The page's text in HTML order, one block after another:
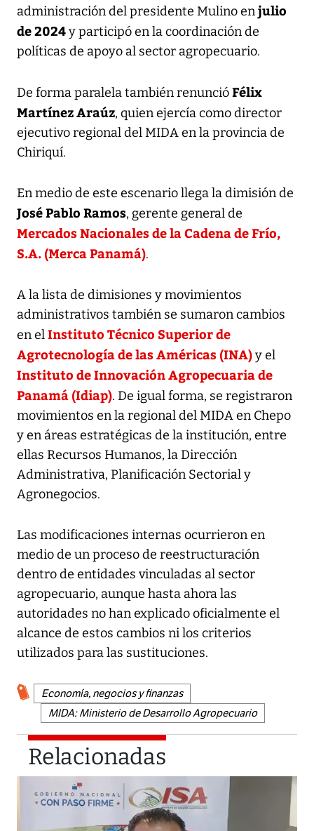
administración del presidente Mulino enjulio
de 2024y participó en la coordinación de
políticas de apoyo al sector agropecuario.
De forma paralela también renuncióFélix
Martínez Araúz, quien ejercía como director
ejecutivo regional del MIDA en la provincia de
Chiriquí.
En medio de este escenario llega la dimisión de
José Pablo Ramos, gerente general de
Mercados Nacionales de la Cadena de Frío,
S.A. (Merca Panamá).
A la lista de dimisiones y movimientos
administrativos también se sumaron cambios
en elInstituto Técnico Superior de
Agrotecnología de las Américas (INA)y el
Instituto de Innovación Agropecuaria de
Panamá (Idiap). De igual forma, se registraron
movimientos en la regional del MIDA en Chepo
y en áreas estratégicas de la institución, entre
ellas Recursos Humanos, la Dirección
Administrativa, Planificación Sectorial y
Agronegocios.
Las modificaciones internas ocurrieron en
medio de un proceso de reestructuración
dentro de entidades vinculadas al sector
agropecuario, aunque hasta ahora las
autoridades no han explicado oficialmente el
alcance de estos cambios ni los criterios
utilizados para las sustituciones.
Economía, negocios y finanzas
MIDA: Ministerio de Desarrollo Agropecuario
Relacionadas